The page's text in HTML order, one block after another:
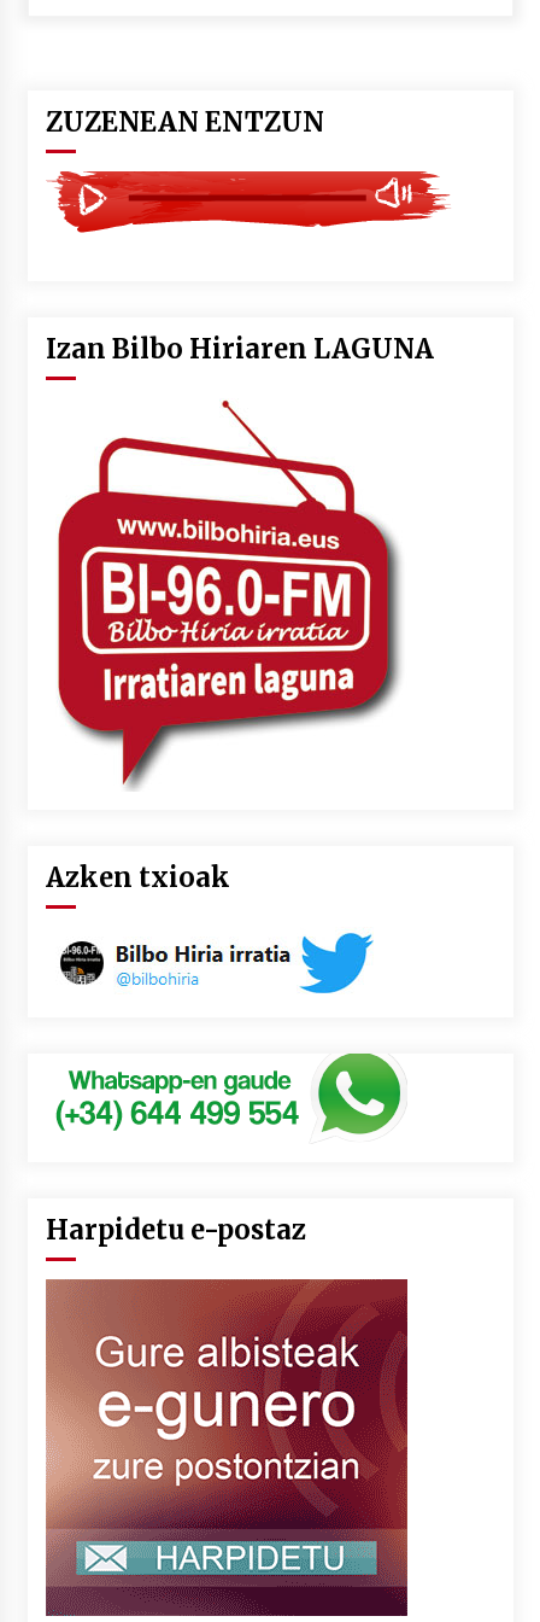
Larunbatean Plentziako Itsas Martxa ospatuko
da
2026/07/07
2026/07/07
Uribitarte40 aretoan
2026/07/03
SOINUGELA: Paul McCartney eta Ringo Starr-en
lan berriak
2026/07/03
MUSIBLA #297: Bide, Boards Of Canada, Somak,
Tiga, Twisted Teens, Underscores, Habia
2026/07/02
ZUZENEAN ENTZUN
Izan Bilbo Hiriaren LAGUNA
Azken txioak
Harpidetu e-postaz